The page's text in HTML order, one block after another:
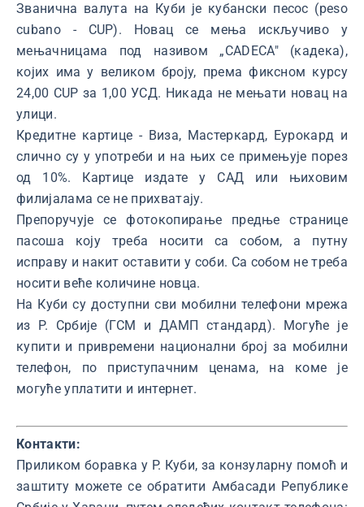
Званична валута на Куби је кубански песос (peso
cubano - CUP). Новац се мења искључиво у
мењачницама под називом „CADECA" (кадека),
којих има у великом броју, према фиксном курсу
24,00 CUP за 1,00 УСД. Никада не мењати новац на
улици.
Кредитне картице - Виза, Мастеркард, Еурокард и
слично су у употреби и на њих се примењује порез
од 10%. Картице издате у САД или њиховим
филијалама се не прихватају.
Препоручује се фотокопирање предње странице
пасоша коју треба носити са собом, а путну
исправу и накит оставити у соби. Са собом не треба
носити веће количине новца.
На Куби су доступни сви мобилни телефони мрежа
из Р. Србије (ГСМ и ДАМП стандард). Могуће је
купити и привремени национални број за мобилни
телефон, по приступачним ценама, на коме је
могуће уплатити и интернет.
Контакти:
Приликом боравка у Р. Куби, за конзуларну помоћ и
заштиту можете се обратити Амбасади Републике